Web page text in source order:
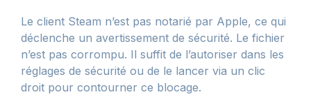
Le client Steam n’est pas notarié par Apple, ce qui
déclenche un avertissement de sécurité. Le fichier
n’est pas corrompu. Il suffit de l’autoriser dans les
réglages de sécurité ou de le lancer via un clic
droit pour contourner ce blocage.